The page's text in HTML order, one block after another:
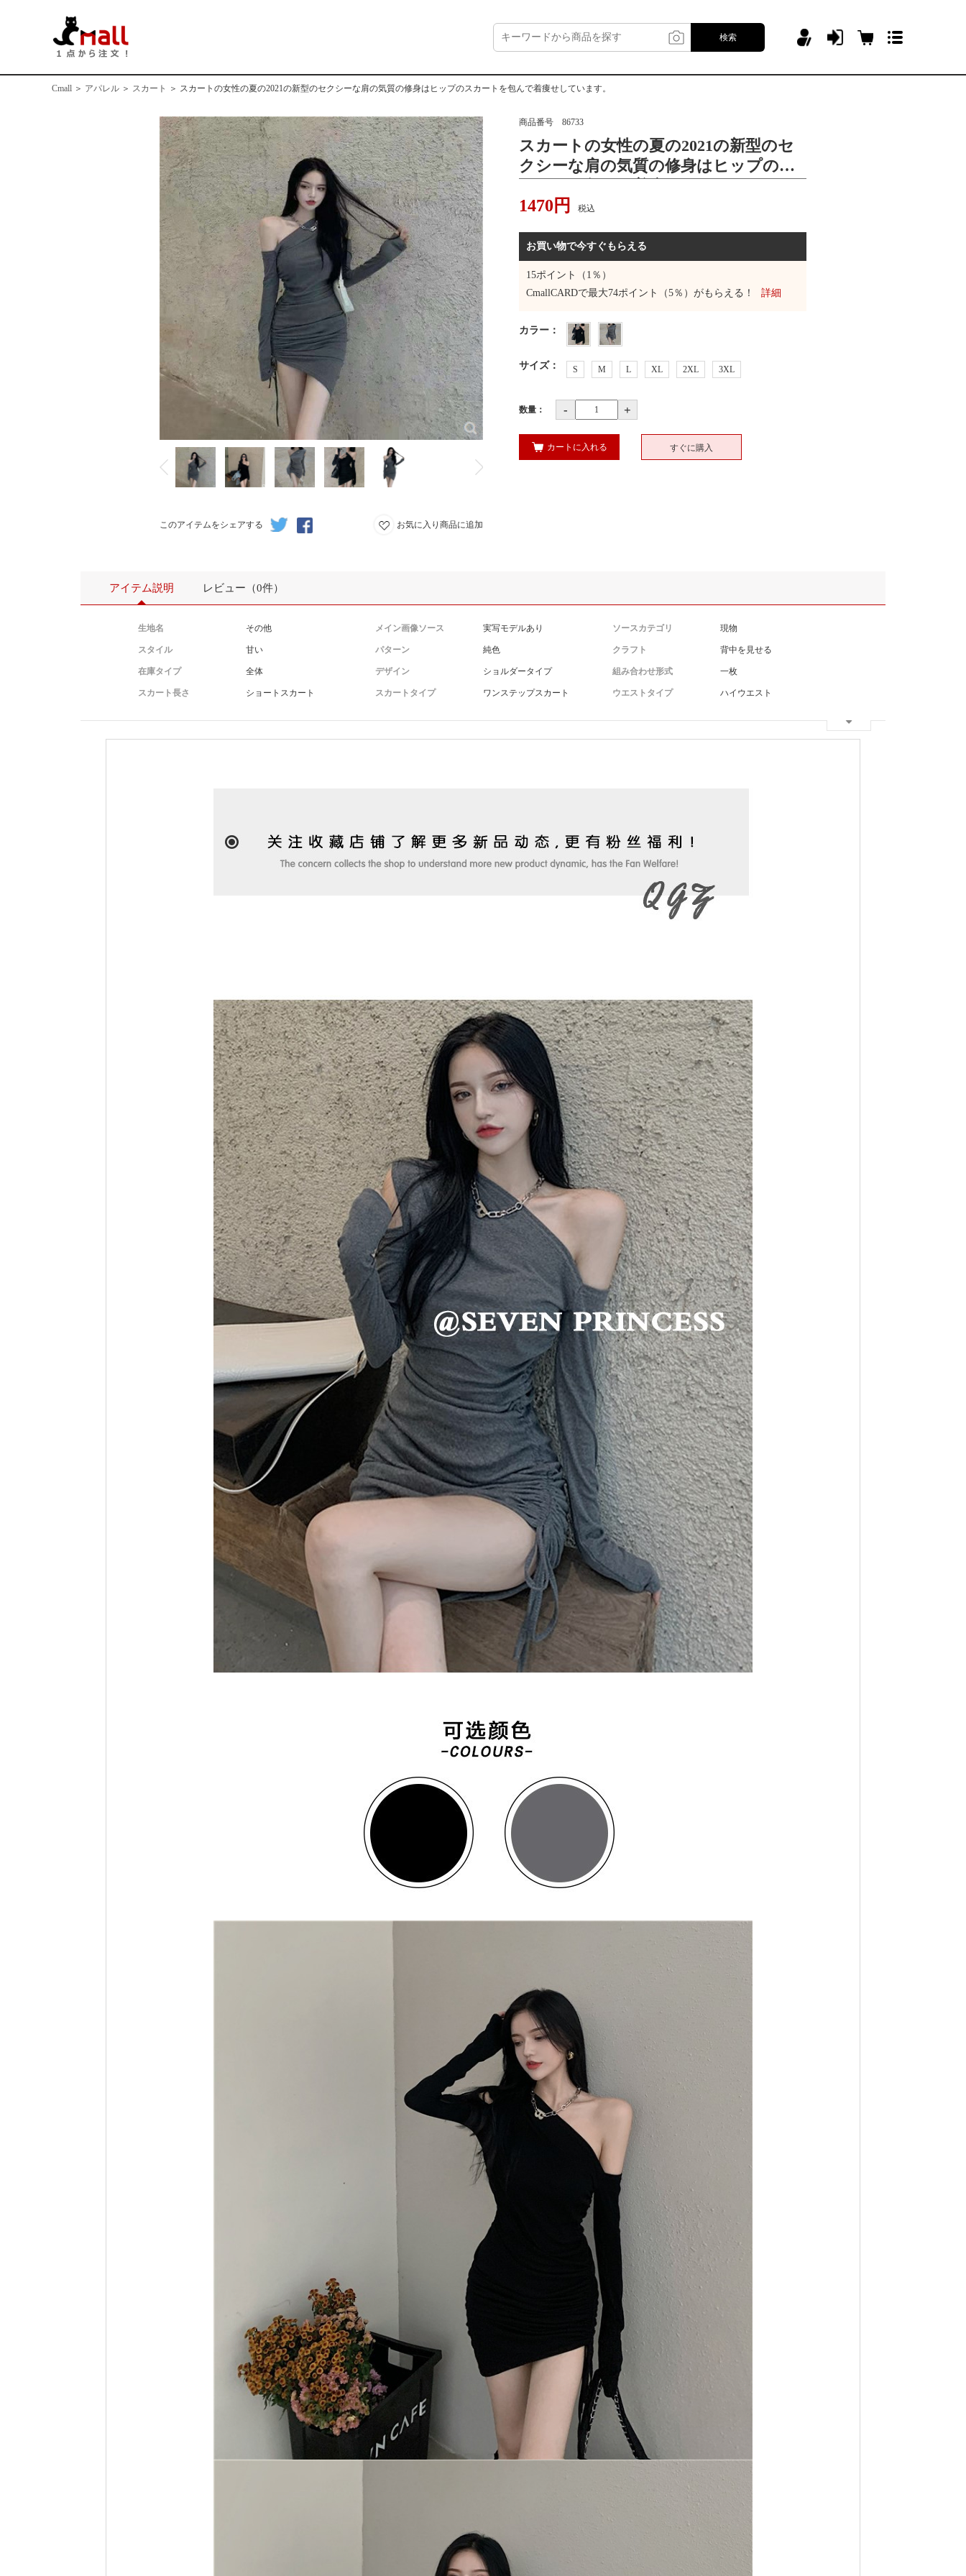
検索
Cmall ＞ アパレル ＞ スカート ＞ スカートの女性の夏の2021の新型のセクシーな肩の気質の修身はヒップのスカートを包んで着痩せしています。
このアイテムをシェアする お気に入り商品に追加
商品番号 86733
スカートの女性の夏の2021の新型のセ
クシーな肩の気質の修身はヒップのス
1470 円 税込
お買い物で今すぐもらえる
15ポイント（1％）
CmallCARDで最大74ポイント（5％）がもらえる！ 詳細
カラー ：
サイズ： S M L XL 2XL 3XL
数量： - +
カートに入れる すぐに購入
アイテム説明 レビュー（0件）
生地名 その他 メイン画像ソース 実写モデルあり ソースカテゴリ 現物
スタイル 甘い パターン 純色 クラフト 背中を見せる
在庫タイプ 全体 デザイン ショルダータイプ 組み合わせ形式 一枚
スカート長さ ショートスカート スカートタイプ ワンステップスカート ウエストタイプ ハイウエスト